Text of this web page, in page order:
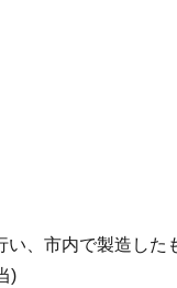
、市内で製造した
)